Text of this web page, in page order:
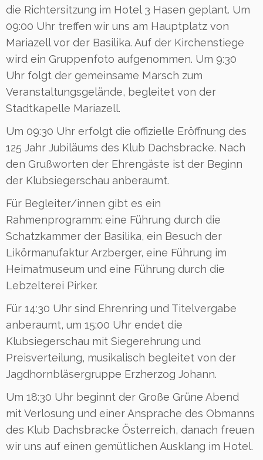
die Richtersitzung im Hotel 3 Hasen geplant. Um
09:00 Uhr treffen wir uns am Hauptplatz von
Mariazell vor der Basilika. Auf der Kirchenstiege
wird ein Gruppenfoto aufgenommen. Um 9:30
Uhr folgt der gemeinsame Marsch zum
Veranstaltungsgelände, begleitet von der
Stadtkapelle Mariazell.
Um 09:30 Uhr erfolgt die offizielle Eröffnung des
125 Jahr Jubiläums des Klub Dachsbracke. Nach
den Grußworten der Ehrengäste ist der Beginn
der Klubsiegerschau anberaumt.
Für Begleiter/innen gibt es ein
Rahmenprogramm: eine Führung durch die
Schatzkammer der Basilika, ein Besuch der
Likörmanufaktur Arzberger, eine Führung im
Heimatmuseum und eine Führung durch die
Lebzelterei Pirker.
Für 14:30 Uhr sind Ehrenring und Titelvergabe
anberaumt, um 15:00 Uhr endet die
Klubsiegerschau mit Siegerehrung und
Preisverteilung, musikalisch begleitet von der
Jagdhornbläsergruppe Erzherzog Johann.
Um 18:30 Uhr beginnt der Große Grüne Abend
mit Verlosung und einer Ansprache des Obmanns
des Klub Dachsbracke Österreich, danach freuen
wir uns auf einen gemütlichen Ausklang im Hotel.